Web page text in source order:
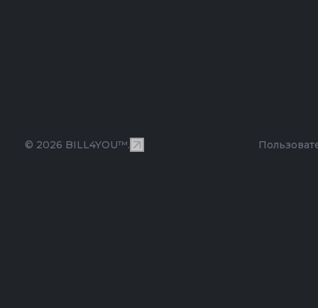
© 2026 BILL4YOU™.